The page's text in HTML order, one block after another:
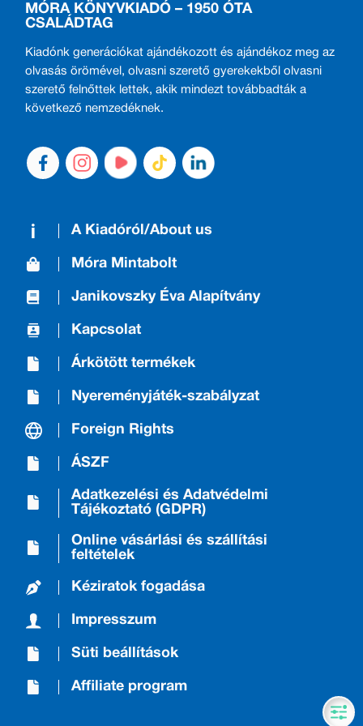
MÓRA KÖNYVKIADÓ – 1950 ÓTA
CSALÁDTAG
Kiadónk generációkat ajándékozott és ajándékoz meg az
olvasás örömével, olvasni szerető gyerekekből olvasni
szerető felnőttek lettek, akik mindezt továbbadták a
következő nemzedéknek.
A Kiadóról/About us
Móra Mintabolt
Janikovszky Éva Alapítvány
Kapcsolat
Árkötött termékek
Nyereményjáték-szabályzat
Foreign Rights
ÁSZF
Adatkezelési és Adatvédelmi
Tájékoztató (GDPR)
Online vásárlási és szállítási
feltételek
Kéziratok fogadása
Impresszum
Süti beállítások
Affiliate program